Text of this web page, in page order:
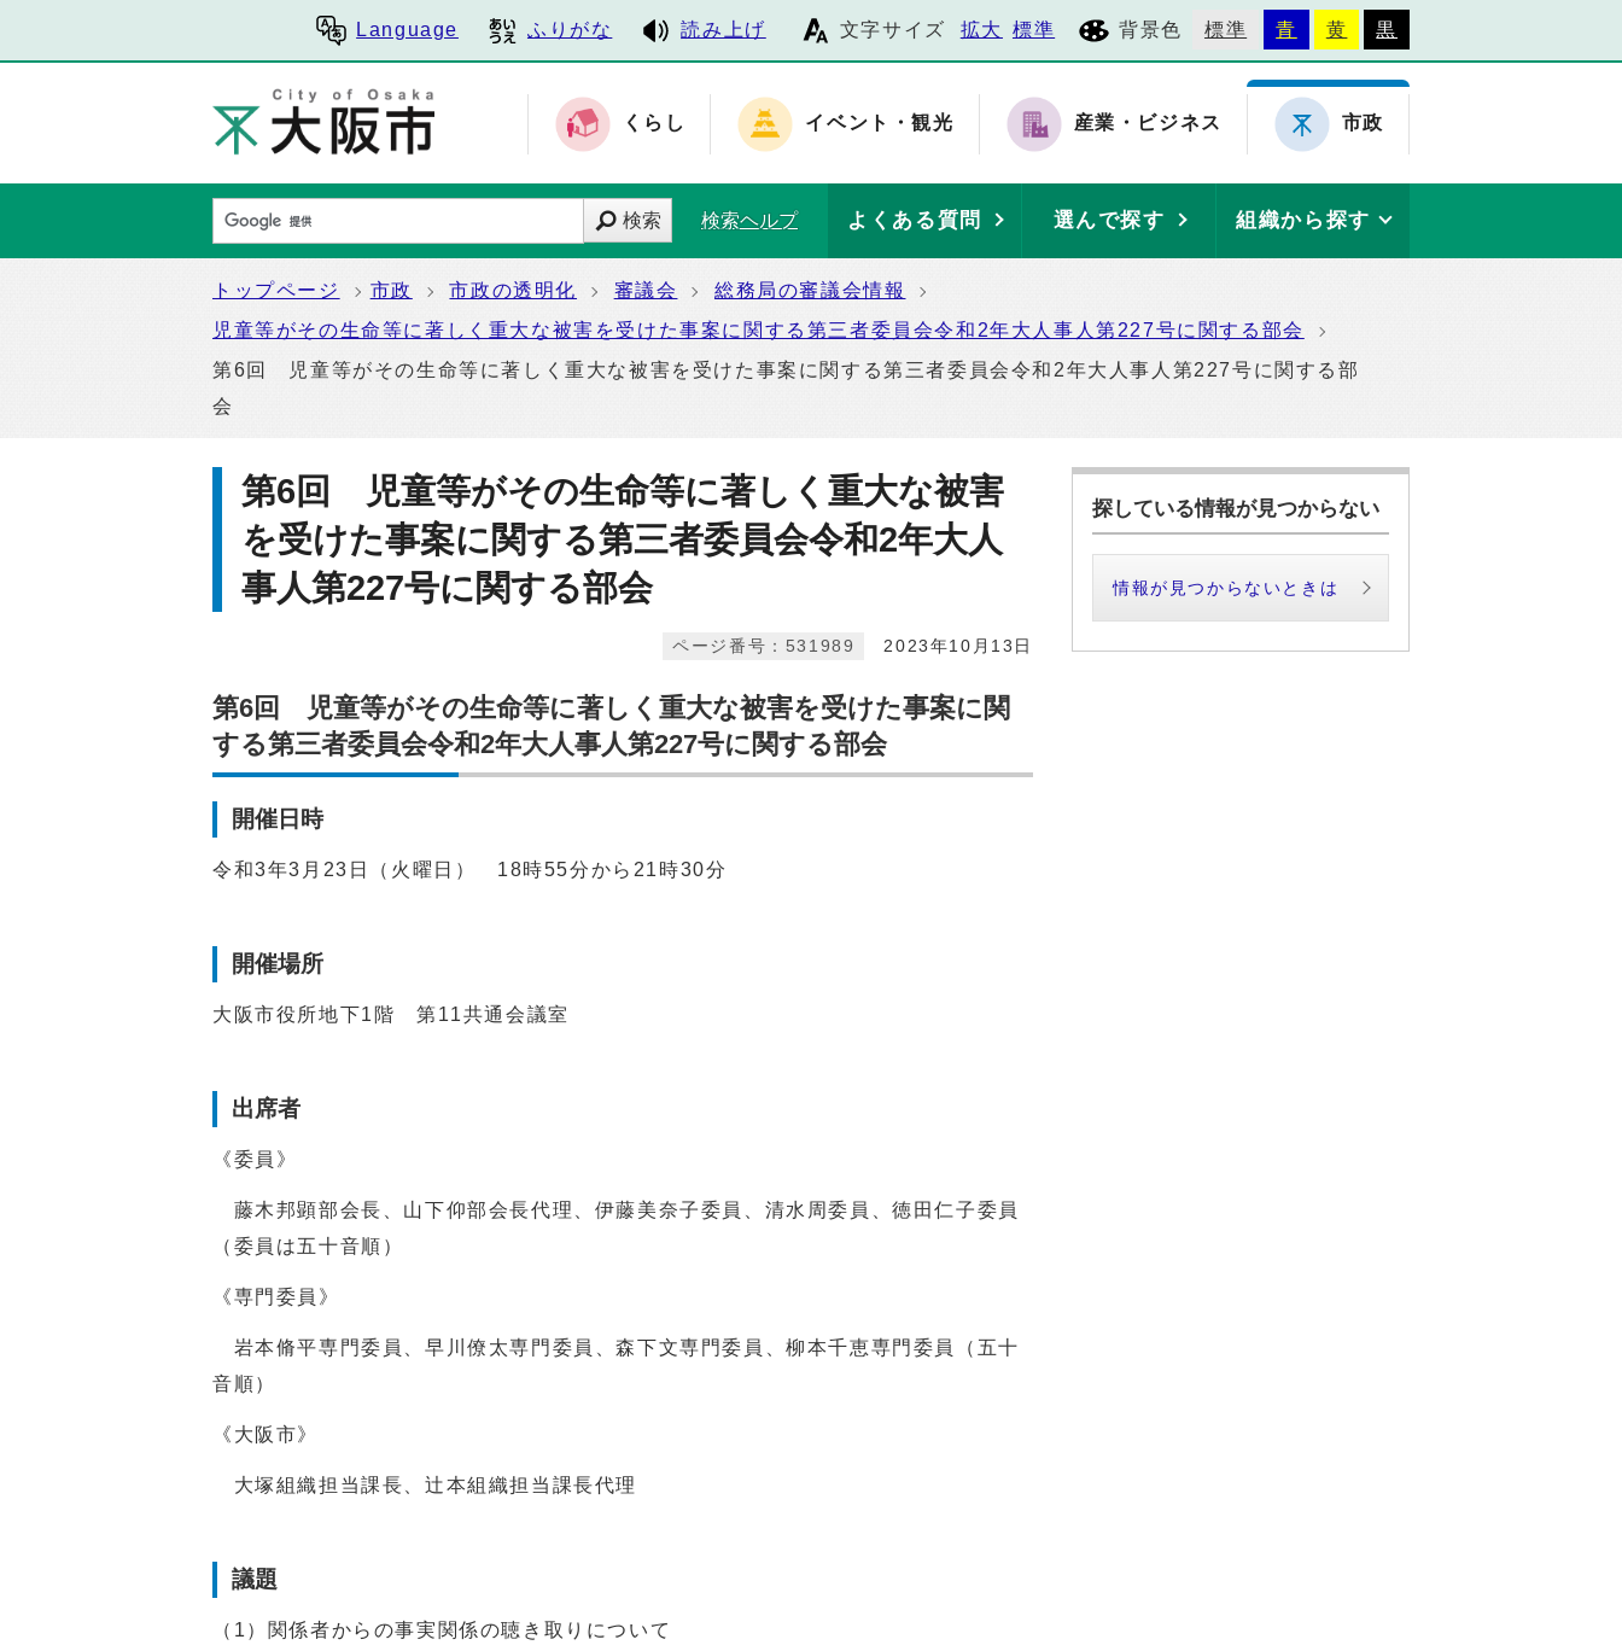
Language ふりがな 読み上げ 文字サイズ 拡大 標準 背景色 標準 青 黄 黒
くらし イベント・観光 産業・ビジネス 市政
検索 検索ヘルプ よくある質問 選んで探す 組織から探す
トップページ 市政 市政の透明化 審議会
総務局の審議会情報
児童等がその生命等に著しく重大な被害を受けた事案に関する第三者委員会令和2年大人事人第227号に関する部会
第6回 児童等がその生命等に著しく重大な被害を受けた事案に関する第三者委員会令和2年大人事人第227号に関する部
会
第6回 児童等がその生命等に著しく重大な被害
を受けた事案に関する第三者委員会令和2年大人
事人第227号に関する部会
2023年10月13日
ページ番号：531989
第6回 児童等がその生命等に著しく重大な被害を受けた事案に関
する第三者委員会令和2年大人事人第227号に関する部会
開催日時
令和3年3月23日（火曜日） 18時55分から21時30分
開催場所
大阪市役所地下1階 第11共通会議室
出席者
《委員》
藤木邦顕部会長、山下仰部会長代理、伊藤美奈子委員、清水周委員、徳田仁子委員
（委員は五十音順）
《専門委員》
岩本脩平専門委員、早川僚太専門委員、森下文専門委員、柳本千恵専門委員（五十
音順）
《大阪市》
大塚組織担当課長、辻本組織担当課長代理
議題
（1）関係者からの事実関係の聴き取りについて
探している情報が見つからない
情報が見つからないときは